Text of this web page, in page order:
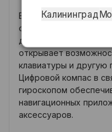
Встроенный NFC-чип
смартфоном у
действий. Поддержка
открывает
клавиатуры и
Цифровой компас в
гироскопом
навигационных
аксессуаров.
Калининград